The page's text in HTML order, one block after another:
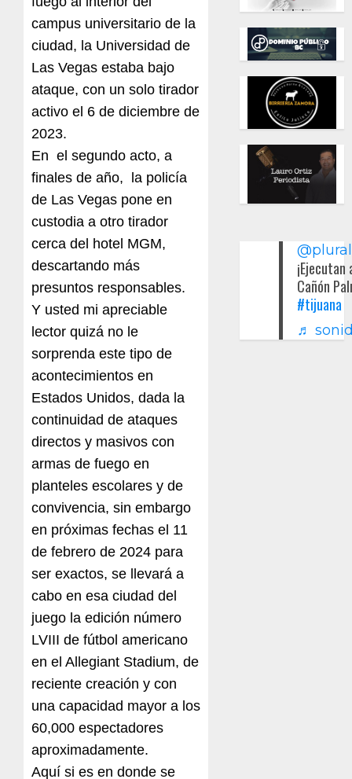
campus universitario de la
ciudad, la Universidad de
Las Vegas estaba bajo
ataque, con un solo tirador
activo el 6 de diciembre de
2023.
En el segundo acto, a
finales de año, la policía
de Las Vegas pone en
custodia a otro tirador
cerca del hotel MGM,
descartando más
presuntos responsables.
Y usted mi apreciable
lector quizá no le
sorprenda este tipo de
acontecimientos en
Estados Unidos, dada la
continuidad de ataques
directos y masivos con
armas de fuego en
planteles escolares y de
convivencia, sin embargo
en próximas fechas el 11
de febrero de 2024 para
ser exactos, se llevará a
cabo en esa ciudad del
juego la edición número
LVIII de fútbol americano
en el Allegiant Stadium, de
reciente creación y con
una capacidad mayor a los
60,000 espectadores
aproximadamente.
Aquí si es en donde se
Cañón
#tijuana
♬